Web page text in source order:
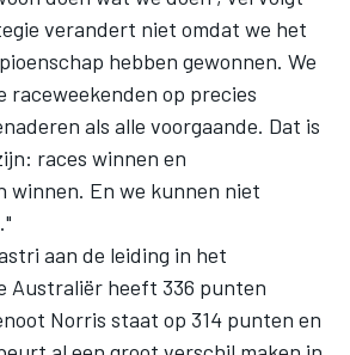
verandert niet omdat we het
hebben gewonnen. We
raceweekenden op precies
als alle voorgaande. Dat is
races winnen en
winnen. En we kunnen niet
aan de leiding in het
Australiër heeft 336 punten
Norris staat op 314 punten en